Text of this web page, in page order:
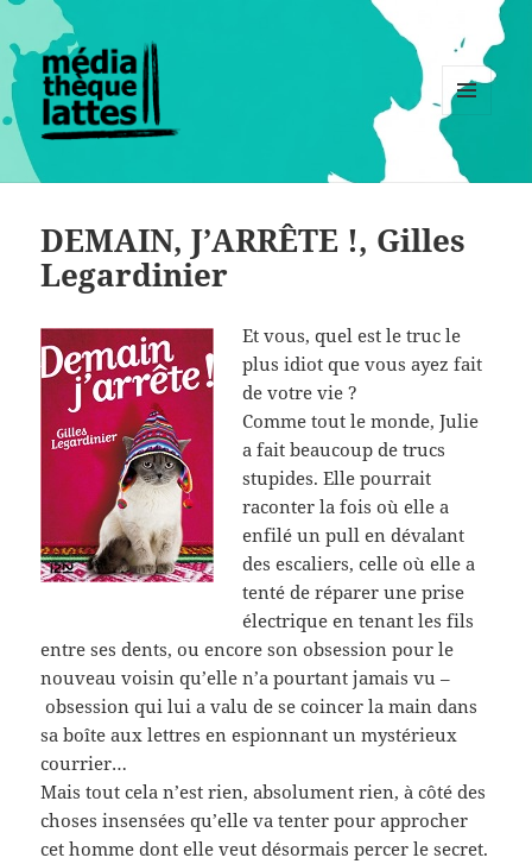
MENU
WIDGETS
DEMAIN, J’ARRÊTE !, Gilles
Legardinier
Et vous, quel est le truc le
plus idiot que vous ayez fait
de votre vie ?
Comme tout le monde, Julie
a fait beaucoup de trucs
stupides. Elle pourrait
raconter la fois où elle a
enfilé un pull en dévalant
des escaliers, celle où elle a
tenté de réparer une prise
électrique en tenant les fils
entre ses dents, ou encore son obsession pour le
nouveau voisin qu’elle n’a pourtant jamais vu –
obsession qui lui a valu de se coincer la main dans
sa boîte aux lettres en espionnant un mystérieux
courrier…
Mais tout cela n’est rien, absolument rien, à côté des
choses insensées qu’elle va tenter pour approcher
cet homme dont elle veut désormais percer le secret.